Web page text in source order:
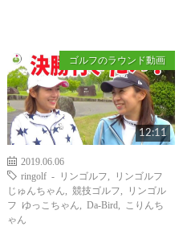
ゴルフのラウンド動画
12:11
2019.06.06
ringolf - リンゴルフ
リンゴルフ
じゅんちゃん
競技ゴルフ
リンゴル
フ ゆっこちゃん
Da-Bird
こりんち
ゃん